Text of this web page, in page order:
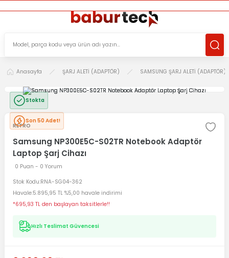
Anasayfa ŞARJ ALETİ (ADAPTÖR) SAMSUNG ŞARJ ALETİ (ADAPTÖR)
Stokta
Son 50 Adet!
RETRO
Samsung NP300E5C-S02TR Notebook Adaptör
Laptop Şarj Cihazı
0 Puan - 0 Yorum
Stok Kodu RNA-SG04-362
Havale 5.895,95 TL %5,00 havale indirimi
*695,93 TL den başlayan taksitlerle!!
Hızlı Teslimat Güvencesi